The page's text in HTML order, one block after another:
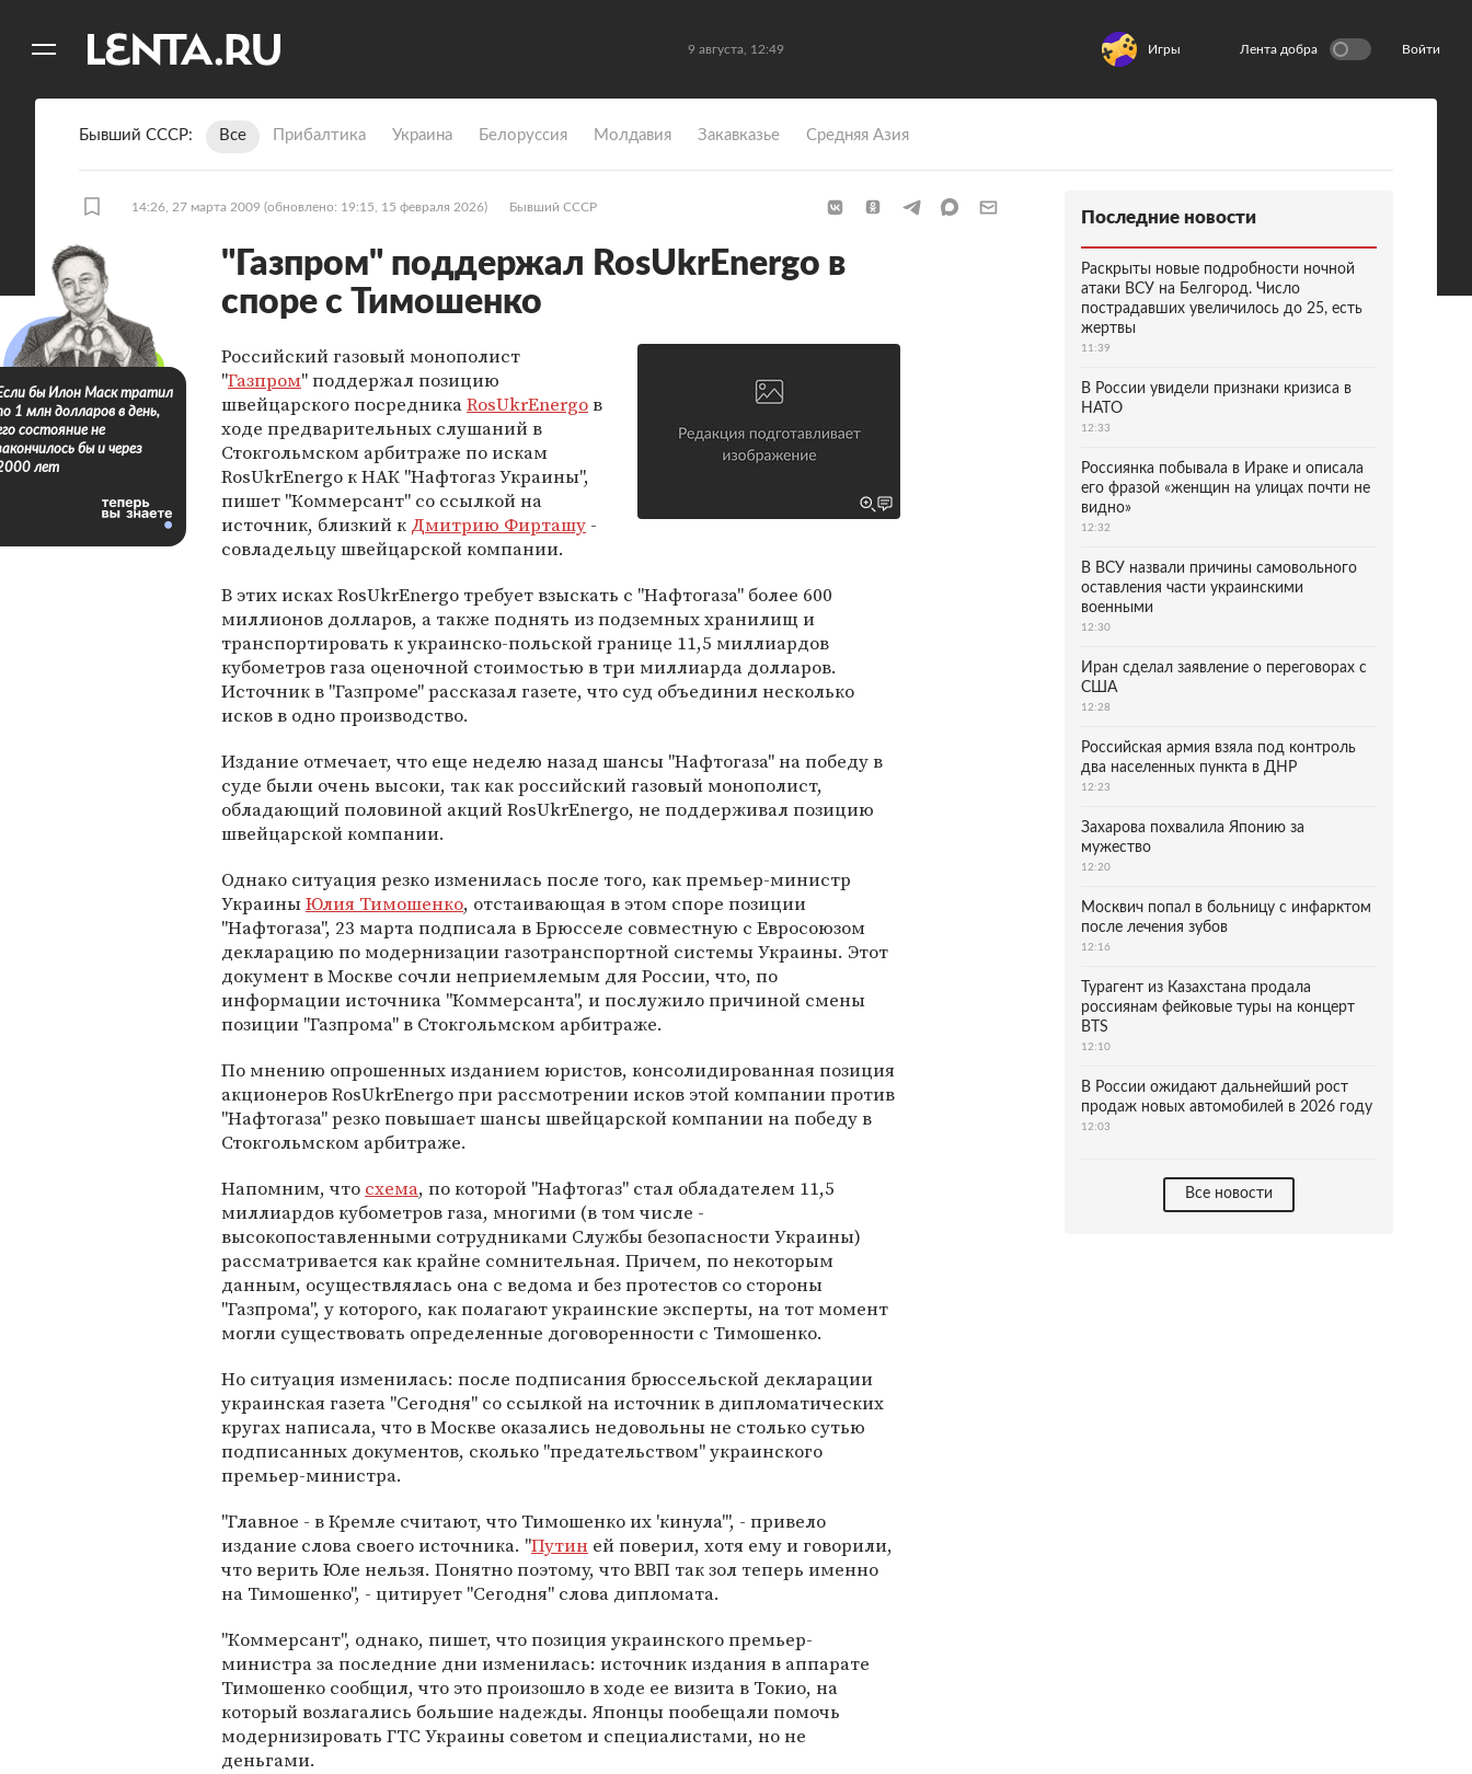
9 августа, 12:49 Игры Лента добра Войти
Бывший СССР Все Прибалтика Украина Белоруссия Молдавия Закавказье Средняя Азия
14:26, 27 марта 2009 (обновлено: 19:15, 15 февраля 2026) Бывший СССР
"Газпром" поддержал RosUkrEnergo в
споре с Тимошенко
Российский газовый монополист
"Газпром" поддержал позицию
швейцарского посредникаRosUkrEnergoв
ходе предварительных слушаний в
Стокгольмском арбитраже по искам
RosUkrEnergo к НАК "Нафтогаз Украины",
пишет "Коммерсант" со ссылкой на
источник, близкий к Дмитрию Фирташу -
совладельцу швейцарской компании.
В этих исках RosUkrEnergo требует взыскать с "Нафтогаза" более 600
миллионов долларов, а также поднять из подземных хранилищ и
транспортировать к украинско-польской границе 11,5 миллиардов
кубометров газа оценочной стоимостью в три миллиарда долларов.
Источник в "Газпроме" рассказал газете, что суд объединил несколько
исков в одно производство.
Издание отмечает, что еще неделю назад шансы "Нафтогаза" на победу в
суде были очень высоки, так как российский газовый монополист,
обладающий половиной акций RosUkrEnergo, не поддерживал позицию
швейцарской компании.
Однако ситуация резко изменилась после того, как премьер-министр
УкраиныЮлия Тимошенко, отстаивающая в этом споре позиции
"Нафтогаза", 23 марта подписала в Брюсселе совместную с Евросоюзом
декларацию по модернизации газотранспортной системы Украины. Этот
документ в Москве сочли неприемлемым для России, что, по
информации источника "Коммерсанта", и послужило причиной смены
позиции "Газпрома" в Стокгольмском арбитраже.
По мнению опрошенных изданием юристов, консолидированная позиция
акционеров RosUkrEnergo при рассмотрении исков этой компании против
"Нафтогаза" резко повышает шансы швейцарской компании на победу в
Стокгольмском арбитраже.
Напомним, что схема, по которой "Нафтогаз" стал обладателем 11,5
миллиардов кубометров газа, многими (в том числе -
высокопоставленными сотрудниками Службы безопасности Украины)
рассматривается как крайне сомнительная. Причем, по некоторым
данным, осуществлялась она с ведома и без протестов со стороны
"Газпрома", у которого, как полагают украинские эксперты, на тот момент
могли существовать определенные договоренности с Тимошенко.
Но ситуация изменилась: после подписания брюссельской декларации
украинская газета "Сегодня" со ссылкой на источник в дипломатических
кругах написала, что в Москве оказались недовольны не столько сутью
подписанных документов, сколько "предательством" украинского
премьер-министра.
"Главное - в Кремле считают, что Тимошенко их 'кинула'", - привело
издание слова своего источника. "Путин ей поверил, хотя ему и говорили,
что верить Юле нельзя. Понятно поэтому, что ВВП так зол теперь именно
на Тимошенко", - цитирует "Сегодня" слова дипломата.
"Коммерсант", однако, пишет, что позиция украинского премьер-
министра за последние дни изменилась: источник издания в аппарате
Тимошенко сообщил, что это произошло в ходе ее визита в Токио, на
который возлагались большие надежды. Японцы пообещали помочь
модернизировать ГТС Украины советом и специалистами, но не
деньгами.
бы Илон Маск тратил
1 млн долларов в день,
состояние не
бы и через
лет
Последние новости
Раскрыты новые подробности ночной
атаки ВСУ на Белгород. Число
пострадавших увеличилось до 25, есть
жертвы
11:39
В России увидели признаки кризиса в
НАТО
12:33
Россиянка побывала в Ираке и описала
его фразой «женщин на улицах почти не
видно»
12:32
В ВСУ назвали причины самовольного
оставления части украинскими
военными
12:30
Иран сделал заявление о переговорах с
США
12:28
Российская армия взяла под контроль
два населенных пункта в ДНР
12:23
Захарова похвалила Японию за
мужество
12:20
Москвич попал в больницу с инфарктом
после лечения зубов
12:16
Турагент из Казахстана продала
россиянам фейковые туры на концерт
BTS
12:10
В России ожидают дальнейший рост
продаж новых автомобилей в 2026 году
12:03
Все новости